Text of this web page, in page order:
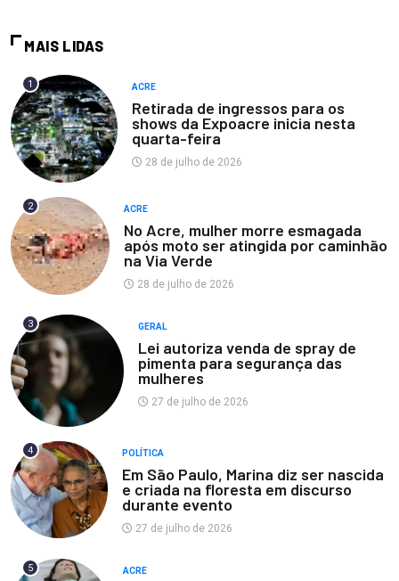
MAIS LIDAS
1 ACRE
Retirada de ingressos para os
shows da Expoacre inicia nesta
quarta-feira
28 de julho de 2026
2 ACRE
No Acre, mulher morre esmagada
após moto ser atingida por caminhão
na Via Verde
28 de julho de 2026
3 GERAL
Lei autoriza venda de spray de
pimenta para segurança das
mulheres
27 de julho de 2026
4 POLÍTICA
Em São Paulo, Marina diz ser nascida
e criada na floresta em discurso
durante evento
27 de julho de 2026
5 ACRE